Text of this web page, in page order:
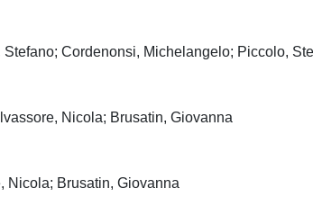
Cordenonsi, Michelangelo; Piccolo,
Nicola; Brusatin, Giovanna
Nicola; Brusatin, Giovanna